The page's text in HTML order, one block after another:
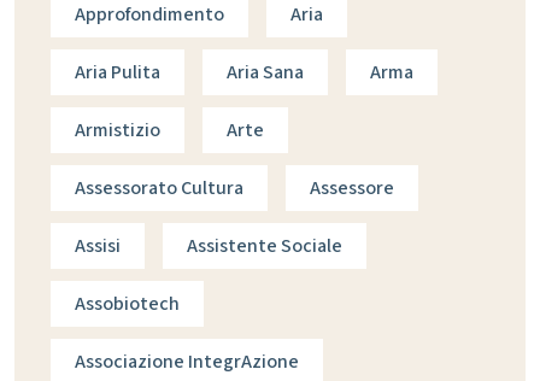
Approfondimento Aria
Aria Pulita Aria Sana Arma
Armistizio Arte
Assessorato Cultura Assessore
Assisi Assistente Sociale
Assobiotech
Associazione IntegrAzione